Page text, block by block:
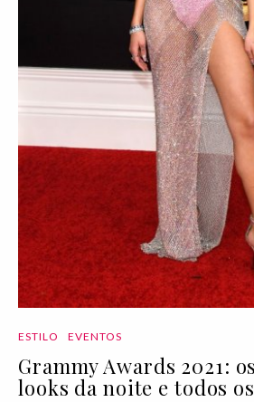
ESTILO EVENTOS
Grammy Awards 2021:
looks da noite e todos